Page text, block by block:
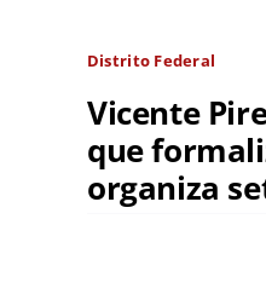
Distrito Federal
Vicente
que
organiza